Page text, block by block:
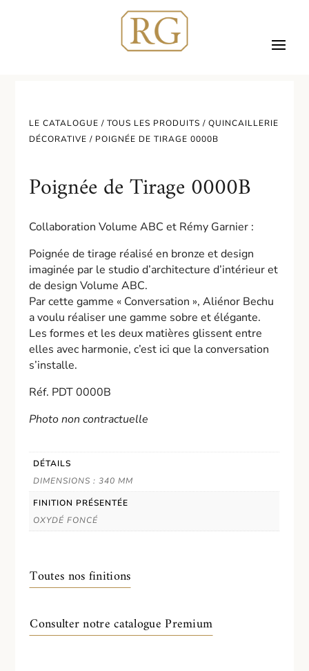
LE CATALOGUE /TOUS LES PRODUITS /QUINCAILLERIE
DÉCORATIVE / POIGNÉE DE TIRAGE 0000B
Poignée de Tirage 0000B
Collaboration Volume ABC et Rémy Garnier :
Poignée de tirage réalisé en bronze et design
imaginée par le studio d’architecture d’intérieur et
de design Volume ABC.
Par cette gamme « Conversation », Aliénor Bechu
a voulu réaliser une gamme sobre et élégante.
Les formes et les deux matières glissent entre
elles avec harmonie, c’est ici que la conversation
s’installe.
Réf. PDT 0000B
Photo non contractuelle
DÉTAILS
DIMENSIONS : 340 MM
FINITION PRÉSENTÉE
OXYDÉ FONCÉ
Toutes nos finitions
Consulter notre catalogue Premium